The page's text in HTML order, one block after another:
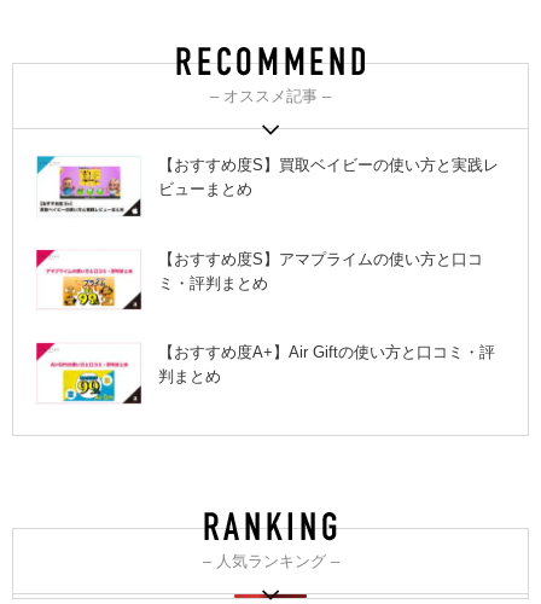
– オススメ記事 –
【おすすめ度S】買取ベイビーの使い方と実践レ
ビューまとめ
【おすすめ度S】アマプライムの使い方と口コ
ミ・評判まとめ
【おすすめ度A+】Air Giftの使い方と口コミ・評
判まとめ
– 人気ランキング –